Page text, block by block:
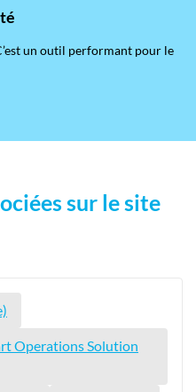
un outil performant pour le
sur le site
Operations Solution